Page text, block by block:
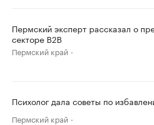
Пермский эксперт рассказал о
секторе B2B
Пермский край
Психолог дала советы по
Пермский край